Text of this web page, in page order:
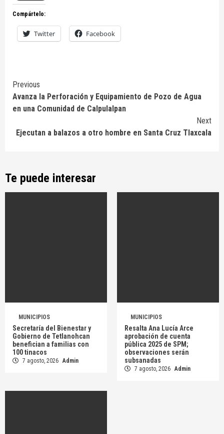
Compártelo:
Twitter Facebook
Continue
Reading
Previous
Avanza la Perforación y Equipamiento de Pozo de Agua
en una Comunidad de Calpulalpan
Next
Ejecutan a balazos a otro hombre en Santa Cruz Tlaxcala
Te puede interesar
MUNICIPIOS
Secretaría del Bienestar y
Gobierno de Tetlanohcan
benefician a familias con
100 tinacos
7 agosto, 2026 Admin
MUNICIPIOS
Resalta Ana Lucía Arce
aprobación de cuenta
pública 2025 de SPM;
observaciones serán
subsanadas
7 agosto, 2026 Admin